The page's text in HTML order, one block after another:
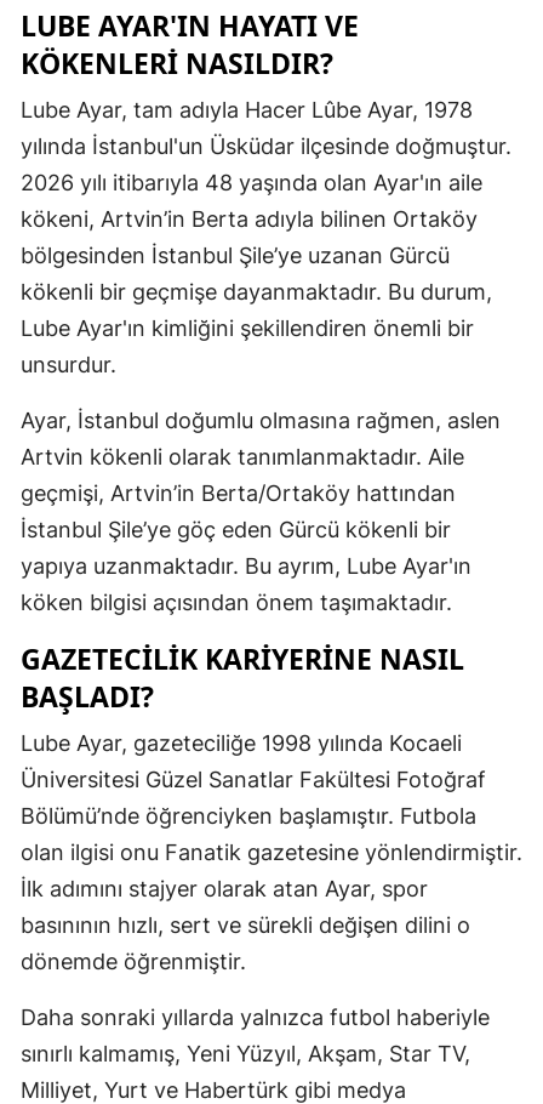
Gümüşhane
Hakkari
Isparta
İstanbul
Kars
Kastamonu
Kırklareli
Kocaeli
Konya
Malatya
Mardin
LUBE AYAR'IN HAYATI VE
KÖKENLERI NASILDIR?
Lube Ayar, tam adıyla Hacer Lûbe Ayar, 1978
yılında İstanbul'un Üsküdar ilçesinde doğmuştur.
2026 yılı itibarıyla 48 yaşında olan Ayar'ın aile
kökeni, Artvin’in Berta adıyla bilinen Ortaköy
bölgesinden İstanbul Şile’ye uzanan Gürcü
kökenli bir geçmişe dayanmaktadır. Bu durum,
Lube Ayar'ın kimliğini şekillendiren önemli bir
unsurdur.
Ayar, İstanbul doğumlu olmasına rağmen, aslen
Artvin kökenli olarak tanımlanmaktadır. Aile
geçmişi, Artvin’in Berta/Ortaköy hattından
İstanbul Şile’ye göç eden Gürcü kökenli bir
yapıya uzanmaktadır. Bu ayrım, Lube Ayar'ın
köken bilgisi açısından önem taşımaktadır.
GAZETECILIK KARIYERINE NASIL
BAŞLADI?
Lube Ayar, gazeteciliğe 1998 yılında Kocaeli
Üniversitesi Güzel Sanatlar Fakültesi Fotoğraf
Bölümü’nde öğrenciyken başlamıştır. Futbola
olan ilgisi onu Fanatik gazetesine yönlendirmiştir.
İlk adımını stajyer olarak atan Ayar, spor
basınının hızlı, sert ve sürekli değişen dilini o
dönemde öğrenmiştir.
Daha sonraki yıllarda yalnızca futbol haberiyle
sınırlı kalmamış, Yeni Yüzyıl, Akşam, Star TV,
Milliyet, Yurt ve Habertürk gibi medya